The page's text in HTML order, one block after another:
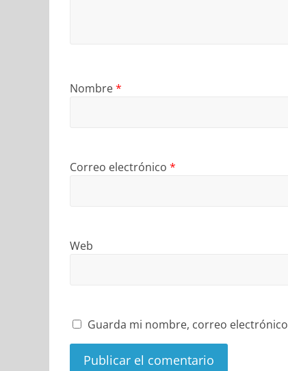
Nombre*
Correo electrónico *
Web
Guarda mi nombre, correo